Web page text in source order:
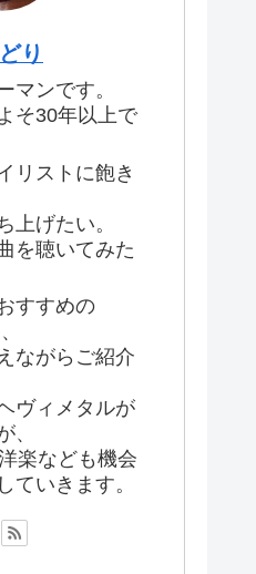
り
マンです。
そ30年以上で
リストに飽き
上げたい。
を聴いてみた
すすめの
ながらご紹介
ヴィメタルが
、
楽なども機会
ていきます。